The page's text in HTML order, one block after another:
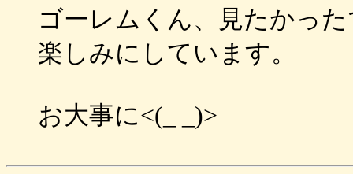
ゴーレムくん、見たかっ
楽しみにしています。
お大事に<(_ _)>